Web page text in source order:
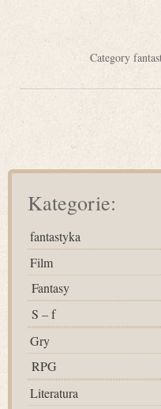
Category
Kategorie:
fantastyka
Film
Fantasy
S – f
Gry
RPG
Literatura